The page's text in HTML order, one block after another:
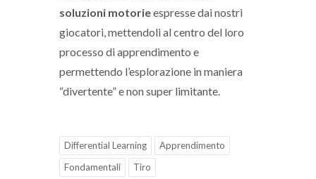
soluzioni motorieespresse dai nostri
giocatori, mettendoli al centro del loro
processo di apprendimento e
permettendo l’esplorazione in maniera
“divertente” e non super limitante.
Differential Learning
Apprendimento
Fondamentali
Tiro